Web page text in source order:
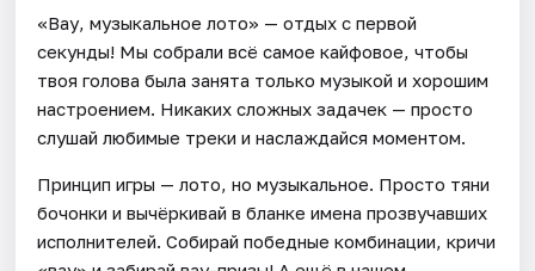
«Вау, музыкальное лото» — отдых с первой
секунды! Мы собрали всё самое кайфовое, чтобы
твоя голова была занята только музыкой и хорошим
настроением. Никаких сложных задачек — просто
слушай любимые треки и наслаждайся моментом.
Принцип игры — лото, но музыкальное. Просто тяни
бочонки и вычёркивай в бланке имена прозвучавших
исполнителей. Собирай победные комбинации, кричи